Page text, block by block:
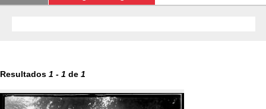
Resultados 1 - 1 de 1